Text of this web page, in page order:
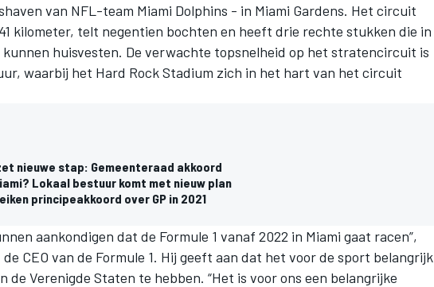
DTM
van NFL-team Miami Dolphins - in Miami Gardens. Het circuit
kilometer, telt negentien bochten en heeft drie rechte stukken die in
kunnen huisvesten. De verwachte topsnelheid op het stratencircuit is
waarbij het Hard Rock Stadium zich in het hart van het circuit
nieuwe stap: Gemeenteraad akkoord
Lokaal bestuur komt met nieuw plan
principeakkoord over GP in 2021
aankondigen dat de Formule 1 vanaf 2022 in Miami gaat racen”,
CEO van de Formule 1. Hij geeft aan dat het voor de sport belangrijk
de Verenigde Staten te hebben. “Het is voor ons een belangrijke